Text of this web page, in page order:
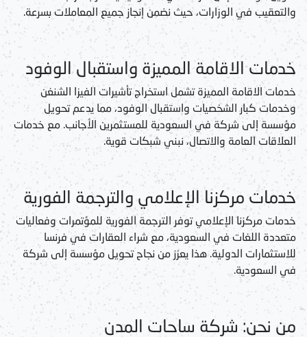
والتعقيب في الوزارات، حيث نضمن إنجاز جميع المعاملات بسرعة.
خدمات الاقامة المميزة واستقبال الوفود
خدمات الاقامة المميزة تشمل استخراج تأشيرات الفيزا الشنغن
وخدمات كبار الشخصيات واستقبال الوفود، مما يدعمتحويل
مؤسسة إلى شركة في السعودية للمستثمرين الأجانب. مع خدمات
العلاقات العامة والاتصال، نبني شبكات قوية.
خدمات مركزنا الإعلامي والترجمة الفورية
خدمات مركزنا الإعلاميتوفر الترجمة الفورية للمؤتمرات وفعاليات
متعددة اللغات في السعودية، مع شراء العقارات في فرنسا
للاستثمارات الدولية. هذا يعزز من نجاحتحويل مؤسسة إلى شركة
في السعودية
من نحن: شركة ساحات المدن